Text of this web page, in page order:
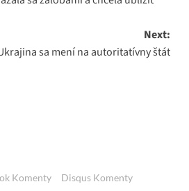
Next:
sa mení na autoritatívny štát
Komenty Disqus Komenty